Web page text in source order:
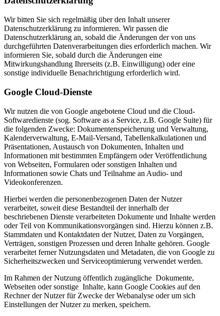
Wir bitten Sie sich regelmäßig über den Inhalt unserer
Datenschutzerklärung zu informieren. Wir passen die
Datenschutzerklärung an, sobald die Änderungen der von uns
durchgeführten Datenverarbeitungen dies erforderlich machen. Wir
informieren Sie, sobald durch die Änderungen eine
Mitwirkungshandlung Ihrerseits (z.B. Einwilligung) oder eine
sonstige individuelle Benachrichtigung erforderlich wird.
Google Cloud-Dienste
Wir nutzen die von Google angebotene Cloud und die Cloud-
Softwaredienste (sog. Software as a Service, z.B. Google Suite) für
die folgenden Zwecke: Dokumentenspeicherung und Verwaltung,
Kalenderverwaltung, E-Mail-Versand, Tabellenkalkulationen und
Präsentationen, Austausch von Dokumenten, Inhalten und
Informationen mit bestimmten Empfängern oder Veröffentlichung
von Webseiten, Formularen oder sonstigen Inhalten und
Informationen sowie Chats und Teilnahme an Audio- und
Videokonferenzen.
Hierbei werden die personenbezogenen Daten der Nutzer
verarbeitet, soweit diese Bestandteil der innerhalb der
beschriebenen Dienste verarbeiteten Dokumente und Inhalte werden
oder Teil von Kommunikationsvorgängen sind. Hierzu können z.B.
Stammdaten und Kontaktdaten der Nutzer, Daten zu Vorgängen,
Verträgen, sonstigen Prozessen und deren Inhalte gehören. Google
verarbeitet ferner Nutzungsdaten und Metadaten, die von Google zu
Sicherheitszwecken und Serviceoptimierung verwendet werden.
Im Rahmen der Nutzung öffentlich zugängliche Dokumente,
Webseiten oder sonstige Inhalte, kann Google Cookies auf den
Rechner der Nutzer für Zwecke der Webanalyse oder um sich
Einstellungen der Nutzer zu merken, speichern.